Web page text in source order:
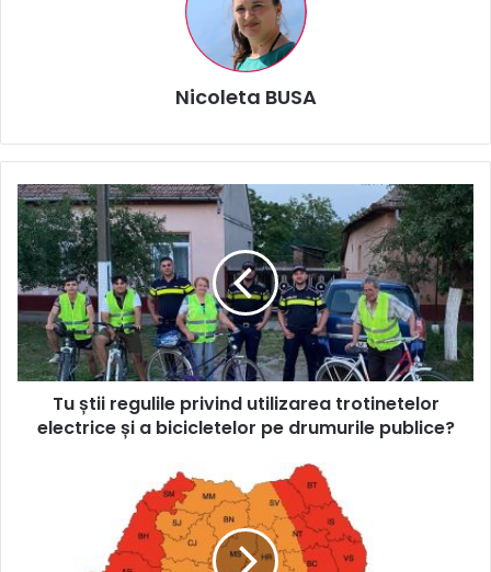
Nicoleta BUSA
Tu
știi
regulile
privind
utilizarea
trotinetelor
electrice
și
a
bicicletelor
Tu știi regulile privind utilizarea trotinetelor
electrice și a bicicletelor pe drumurile publice?